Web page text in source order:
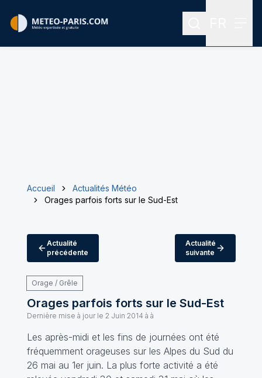
Rechercher
Accueil
Actualités Météo
Orages parfois forts sur le Sud-Est
Actualité
précédente
Actualité
suivante
Orage / Grêle
Orages parfois forts sur le Sud-Est
Dernière mise à jour le 2 Juin 2014 à à
Les après-midi et les fins de journées ont été
fréquemment orageuses sur les Alpes du Sud du
26 mai au 1er juin. La plus forte activité a été